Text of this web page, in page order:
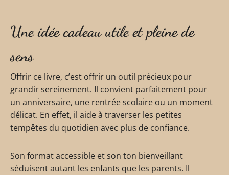
Une idée cadeau utile et pleine de
sens
Offrir ce livre, c’est offrir un outil précieux pour
grandir sereinement. Il convient parfaitement pour
un anniversaire, une rentrée scolaire ou un moment
délicat. En effet, il aide à traverser les petites
tempêtes du quotidien avec plus de confiance.
Son format accessible et son ton bienveillant
séduisent autant les enfants que les parents. Il